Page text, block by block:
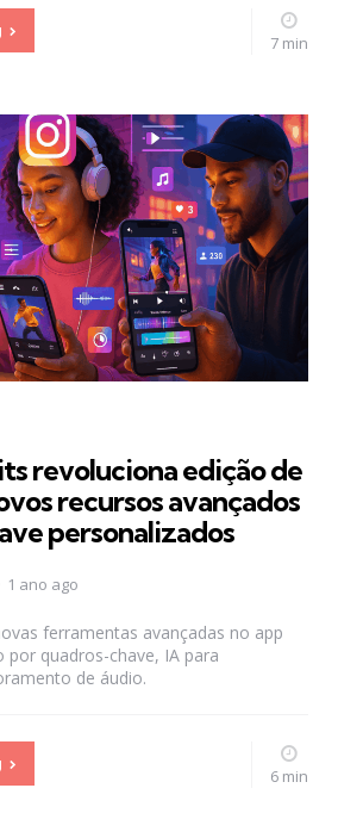
7 min
revoluciona edição de
recursos avançados
personalizados
1 ano ago
ferramentas avançadas no app
por quadros-chave, IA para
de áudio.
6 min